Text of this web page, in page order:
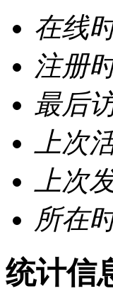
在线
注册
最后
上次
上次
所在
统计信